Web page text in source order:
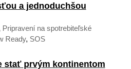
a jednoduchšou
Pripravení na spotrebiteľské
Ready, SOS
stať prvým kontinentom